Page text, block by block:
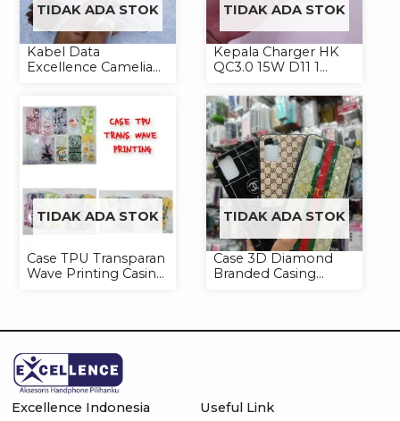
TIDAK ADA STOK
Kabel Data
Excellence Camelia
TIDAK ADA STOK
Kepala Charger HK
QC3.0 15W D11 1
TIDAK ADA STOK
Case TPU Transparan
Wave Printing Casing
TIDAK ADA STOK
Case 3D Diamond
Branded Casing
Excellence Indonesia Useful Link